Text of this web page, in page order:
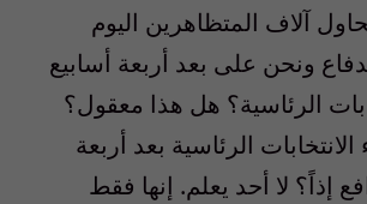
آلاف المتظاهرين اليوم
ونحن على بعد أربعة أسابيع
الرئاسية؟ هل هذا معقول؟
الرئاسية بعد أربعة
إذاً؟ لا أحد يعلم. إنها فقط